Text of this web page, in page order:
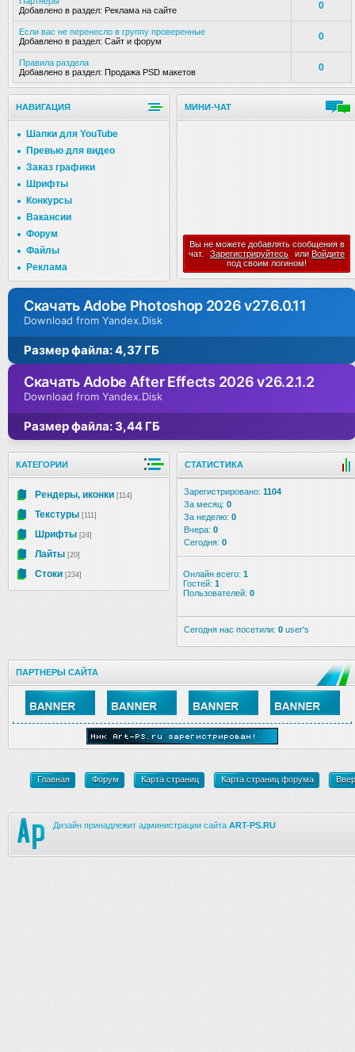
Добавлено в раздел: Реклама на сайте 0
Если вас не перенесло в группу проверенные
Добавлено в раздел: Сайт и форум 0
Правила раздела
Добавлено в раздел: Продажа PSD макетов 0
НАВИГАЦИЯ
Шапки для YouTube
Превью для видео
Заказ графики
Шрифты
Конкурсы
Вакансии
Форум
Файлы
Реклама
МИНИ-ЧАТ
Вы не можете добавлять сообщения в
чат.
Зарегистрируйтесь или Войдите
под своим логином!
Скачать Adobe Photoshop 2026 v27.6.0.11
Download from Yandex.Disk
Размер файла: 4,37 ГБ
Скачать Adobe After Effects 2026 v26.2.1.2
Download from Yandex.Disk
Размер файла: 3,44 ГБ
КАТЕГОРИИ
Рендеры, иконки [114]
Текстуры [111]
Шрифты [24]
Лайты [20]
Стоки [234]
СТАТИСТИКА
Зарегистрировано: 1104
За месяц: 0
За неделю: 0
Вчера: 0
Сегодня: 0
Онлайн всего: 1
Гостей: 1
Пользователей: 0
Сегодня нас посетили: 0 user's
ПАРТНЕРЫ САЙТА
Главная Форум Карта страниц Карта страниц форума
Дизайн принадлежит администрации сайта ART-PS.RU